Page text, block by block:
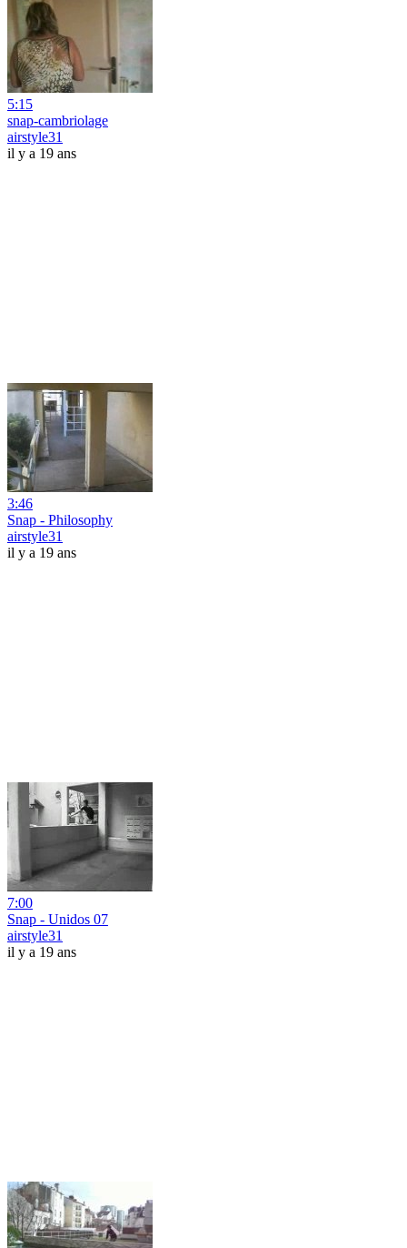
5:15
snap-cambriolage
airstyle31
il y a 19 ans
3:46
Snap - Philosophy
airstyle31
il y a 19 ans
7:00
Snap - Unidos 07
airstyle31
il y a 19 ans